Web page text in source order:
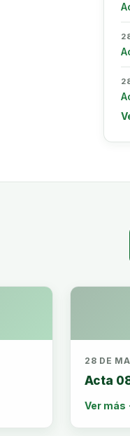
28 DE
Acta
Ver más